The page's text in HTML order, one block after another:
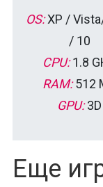
OS:XP /
/ 10
CPU:1.8
RAM:512
GPU:3D
Еще